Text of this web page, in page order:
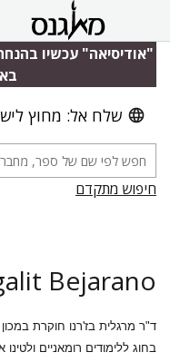
"אודיסיאה" עכשיו
שלח אל: מחוץ
חיפוש מתקדם
Bejarano
ד"ר מרגלית בז'רנו חוקרת
בחוג ללימודים רומאניים